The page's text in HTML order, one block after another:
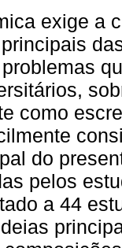
exige a
como
do
pelos
a 44